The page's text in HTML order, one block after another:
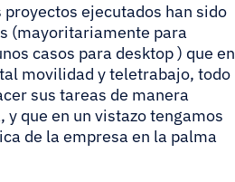
proyectos ejecutados han sido
(mayoritariamente para
casos para desktop ) que en
movilidad y teletrabajo, todo
sus tareas de manera
y que en un vistazo tengamos
de la empresa en la palma